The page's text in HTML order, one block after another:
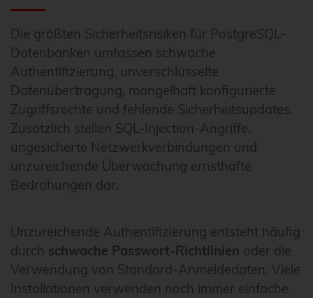
Die größten Sicherheitsrisiken für PostgreSQL-
Datenbanken umfassen schwache
Authentifizierung, unverschlüsselte
Datenübertragung, mangelhaft konfigurierte
Zugriffsrechte und fehlende Sicherheitsupdates.
Zusätzlich stellen SQL-Injection-Angriffe,
ungesicherte Netzwerkverbindungen und
unzureichende Überwachung ernsthafte
Bedrohungen dar.
Unzureichende Authentifizierung entsteht häufig
durch schwache Passwort-Richtlinien oder die
Verwendung von Standard-Anmeldedaten. Viele
Installationen verwenden noch immer einfache